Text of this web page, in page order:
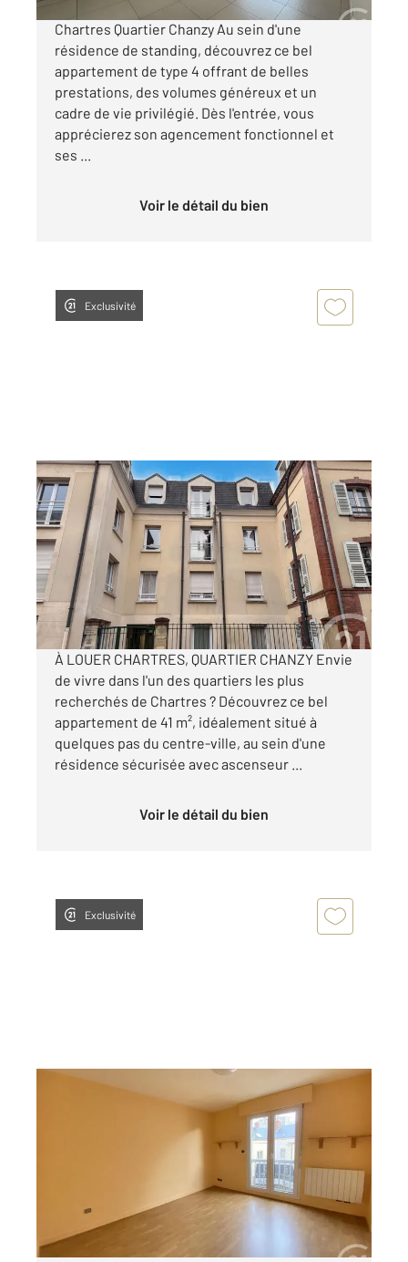
Chartres Quartier Chanzy Au sein d'une
résidence de standing, découvrez ce bel
appartement de type 4 offrant de belles
prestations, des volumes généreux et un
cadre de vie privilégié. Dès l'entrée, vous
apprécierez son agencement fonctionnel et
ses ...
Voir le détail du bien
Exclusivité
CHARTRES 28
41 m
, 2 pièces
Ref : 28416
Appartement T2 à louer
710 €
par mois charges comprises
À LOUER CHARTRES, QUARTIER CHANZY Envie
de vivre dans l'un des quartiers les plus
recherchés de Chartres ? Découvrez ce bel
appartement de 41 m², idéalement situé à
quelques pas du centre-ville, au sein d'une
résidence sécurisée avec ascenseur ...
Voir le détail du bien
Exclusivité
CHARTRES 28
390 €
par mois charges comprises